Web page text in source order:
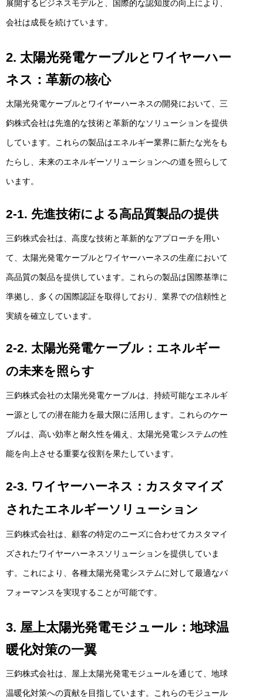
展開するビジネスモデルと、国際的な認知度の向上により、
会社は成長を続けています。
2. 太陽光発電ケーブルとワイヤーハー
ネス：革新の核心
太陽光発電ケーブルとワイヤーハーネスの開発において、三
鈞株式会社は先進的な技術と革新的なソリューションを提供
しています。これらの製品はエネルギー業界に新たな光をも
たらし、未来のエネルギーソリューションへの道を照らして
います。
2-1. 先進技術による高品質製品の提供
三鈞株式会社は、高度な技術と革新的なアプローチを用い
て、太陽光発電ケーブルとワイヤーハーネスの生産において
高品質の製品を提供しています。これらの製品は国際基準に
準拠し、多くの国際認証を取得しており、業界での信頼性と
実績を確立しています。
2-2. 太陽光発電ケーブル：エネルギー
の未来を照らす
三鈞株式会社の太陽光発電ケーブルは、持続可能なエネルギ
ー源としての潜在能力を最大限に活用します。これらのケー
ブルは、高い効率と耐久性を備え、太陽光発電システムの性
能を向上させる重要な役割を果たしています。
2-3. ワイヤーハーネス：カスタマイズ
されたエネルギーソリューション
三鈞株式会社は、顧客の特定のニーズに合わせてカスタマイ
ズされたワイヤーハーネスソリューションを提供していま
す。これにより、各種太陽光発電システムに対して最適なパ
フォーマンスを実現することが可能です。
3. 屋上太陽光発電モジュール：地球温
暖化対策の一翼
三鈞株式会社は、屋上太陽光発電モジュールを通じて、地球
温暖化対策への貢献を目指しています。これらのモジュール